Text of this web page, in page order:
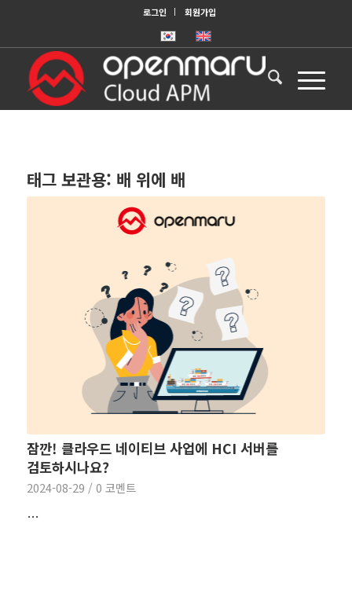
로그인 회원가입
태그 보관용: 배 위에 배
잠깐! 클라우드 네이티브 사업에 HCI 서버를
검토하시나요?
2024-08-29 / 0 코멘트
…